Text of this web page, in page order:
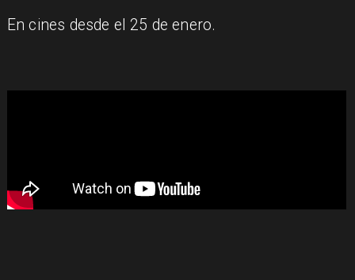
En cines desde el 25 de enero.